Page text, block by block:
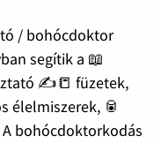
/ bohócdoktor
segítik a 📖
✍️📒 füzetek,
élelmiszerek, 🥫
bohócdoktorkodás